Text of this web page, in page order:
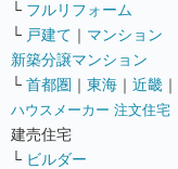
└ フルリフォーム
└ 戸建て ｜ マンション
新築分譲マンション
└ 首都圏 ｜ 東海 ｜ 近畿 ｜
ハウスメーカー 注文住宅
建売住宅
└ ビルダー